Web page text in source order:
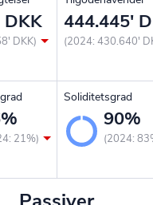
DKK)
444.445'
(2024: 430.640'
21%)
Soliditetsgrad
90%
(2024: